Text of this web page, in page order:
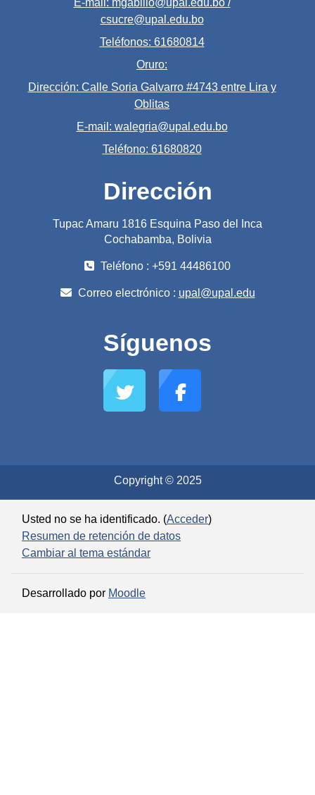
csucre@upal.edu.bo
Teléfonos: 61680814
Oruro:
Dirección: Calle Soria Galvarro #4743 entre Lira y
Oblitas
E-mail: walegria@upal.edu.bo
Teléfono: 61680820
Dirección
Tupac Amaru 1816 Esquina Paso del Inca
Cochabamba, Bolivia
Teléfono : +591 44486100
Correo electrónico : upal@upal.edu
Síguenos
Copyright © 2025
Usted no se ha identificado. (Acceder)
Resumen de retención de datos
Cambiar al tema estándar
Desarrollado por Moodle